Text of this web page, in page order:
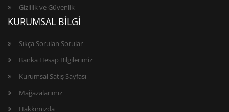
Gizlilik ve Güvenlik
KURUMSAL BİLGİ
Sıkça Sorulan Sorular
Banka Hesap Bilgilerimiz
Kurumsal Satış Sayfası
Mağazalarımız
Hakkımızda